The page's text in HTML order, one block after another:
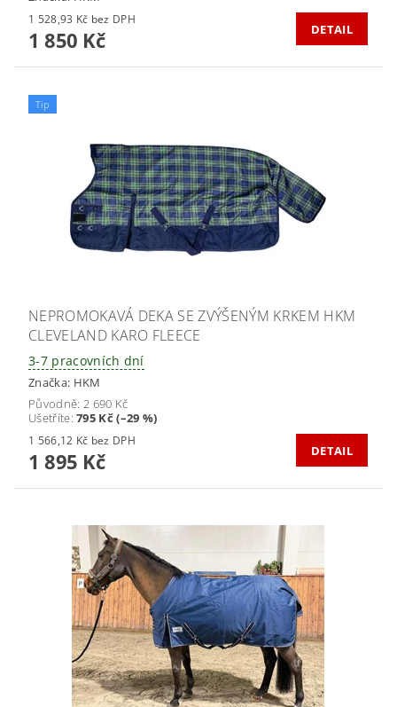
1 528,93 Kč bez DPH
1 850 Kč DETAIL
Tip
NEPROMOKAVÁ DEKA SE ZVÝŠENÝM KRKEM HKM
CLEVELAND KARO FLEECE
3-7 pracovních dní
Značka: HKM
Původně: 2 690 Kč
Ušetříte:795 Kč (–29 %)
1 566,12 Kč bez DPH
1 895 Kč DETAIL